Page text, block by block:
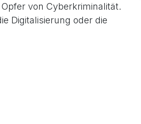
von Cyberkriminalität.
Digitalisierung oder die